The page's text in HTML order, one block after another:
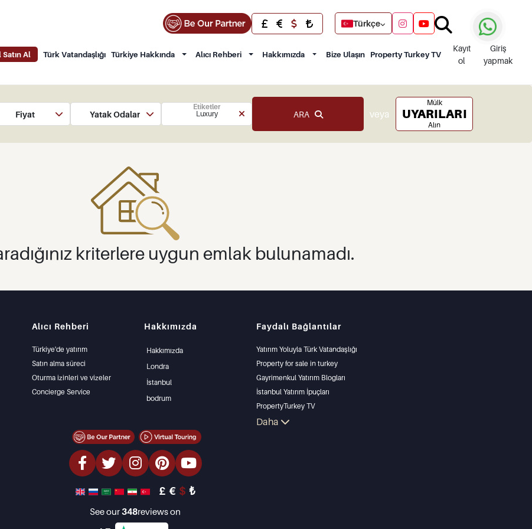
Türkçe
Al Türk Vatandaşlığı Türkiye Hakkında Alıcı Rehberi Hakkımızda Bize Ulaşın Property Turkey TV
Kayıt
ol
Giriş
yapmak
Fiyat Yatak Odaları
Etiketler
Luxury
ARA veya
Mülk
UYARILARI
Alın
kriterlere uygun emlak bulunamadı.
Alıcı Rehberi
Türkiye'de yatırım
Satın alma süreci
Oturma izinleri ve vizeler
Concierge Service
Hakkımızda
Hakkımızda
Londra
İstanbul
bodrum
Faydalı Bağlantılar
Yatırım Yoluyla Türk Vatandaşlığı
Property for sale in turkey
Gayrimenkul Yatırım Blogları
İstanbul Yatırım İpuçları
PropertyTurkey TV
İstanbul Yatırım Gayrimenkulleri
Daha
£ € $ ₺
See our348reviews on